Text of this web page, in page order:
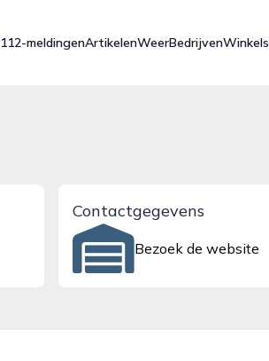
112-meldingenArtikelenWeerBedrijvenWinkels
Contactgegevens
Bezoek de website